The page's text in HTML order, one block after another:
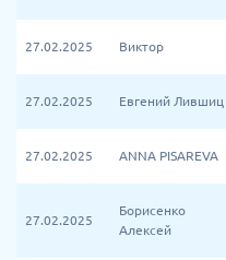
27.02.2025 Виктор
27.02.2025 Евгений Лившиц
27.02.2025 ANNA PISAREVA
27.02.2025
Борисенко
Алексей